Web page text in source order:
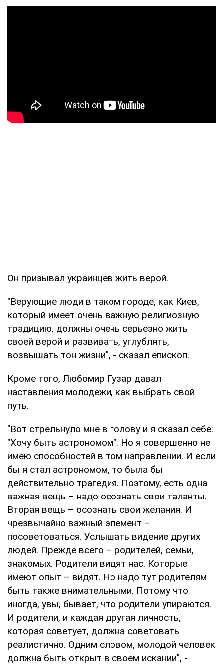
Он призывал украинцев жить верой.
"Верующие люди в таком городе, как Киев,
который имеет очень важную религиозную
традицию, должны очень серьезно жить
своей верой и развивать, углублять,
возвышать тон жизни", - сказал епископ.
Кроме того, Любомир Гузар давал
наставления молодежи, как выбрать свой
путь.
"Вот стрельнуло мне в голову и я сказал себе:
"Хочу быть астрономом". Но я совершенно не
имею способностей в том направлении. И если
бы я стал астрономом, то была бы
действительно трагедия. Поэтому, есть одна
важная вещь – надо осознать свои таланты.
Вторая вещь – осознать свои желания. И
чрезвычайно важный элемент –
посоветоваться. Услышать видение других
людей. Прежде всего – родителей, семьи,
знакомых. Родители видят нас. Которые
имеют опыт – видят. Но надо тут родителям
быть также внимательными. Потому что
иногда, увы, бывает, что родители упираются.
И родители, и каждая другая личность,
которая советует, должна советовать
реалистично. Одним словом, молодой человек
должна быть открыт в своем искании", -